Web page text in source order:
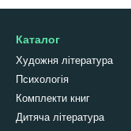
Каталог
Художня література
Психологія
Комплекти книг
Дитяча література